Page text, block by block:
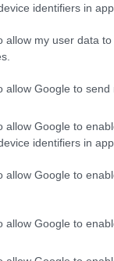
identifiers in
allow my user data
allow Google to
allow Google to
identifiers in
allow Google to
allow Google to
πλέον